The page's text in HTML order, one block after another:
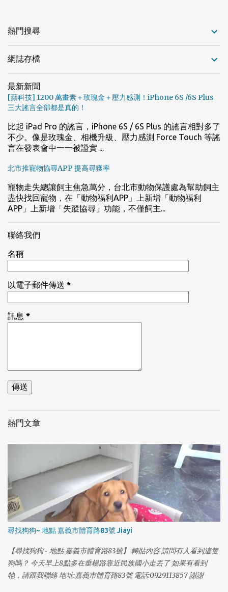
熱門搜尋
網誌存檔
最新新聞
[蘋科技] 1200 萬畫素＋玫瑰金＋壓力感測！iPhone 6S /6S Plus
三大謠言全部都是真的！
比起 iPad Pro 的謠言，iPhone 6S / 6S Plus 的謠言相對多了
不少。像是玫瑰金、相機升級、壓力感測 Force Touch 等謠
言在發表會中一一被證實 ...
北市推寵物協尋APP 提高尋獲率
寵物走失總讓飼主焦急萬分，台北市動物保護處為幫助飼主
盡快找回寵物，在「動物福利APP」上新增「動物福利
APP」上新增「失蹤協尋」功能，不僅飼主...
聯絡我們
名稱
以電子郵件傳送 *
訊息 *
熱門文章
1
尋找狗狗~ 地點 嘉義市體育路83號 Jiayi
【尋找狗狗~ 地點 嘉義市體育路83號】 轉貼內容 請問有人看到這隻
狗嗎？ 今天早上8點多在垂楊路靠近民族國小走丟了 如果有看到
牠，請跟我聯絡 地址:嘉義市體育路83號 電話:0929113857 謝謝